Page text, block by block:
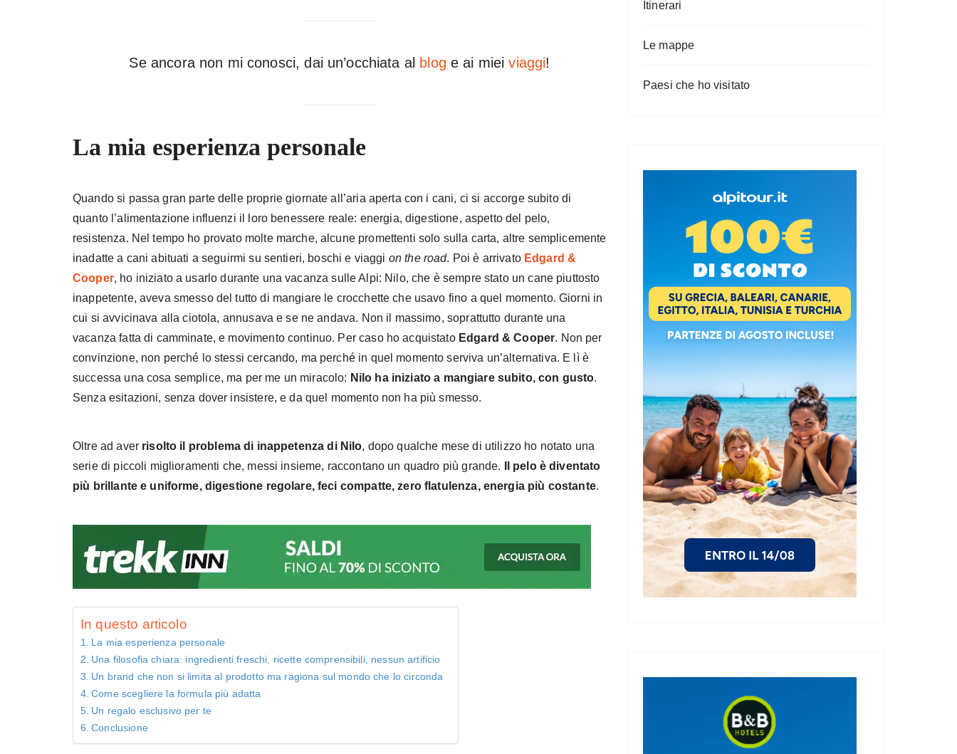
Se ancora non mi conosci, dai un’occhiata al blog e ai mieiviaggi!
La mia esperienza personale
Quando si passa gran parte delle proprie giornate all’aria aperta con i cani, ci si accorge subito di
quanto l’alimentazione influenzi il loro benessere reale: energia, digestione, aspetto del pelo,
resistenza. Nel tempo ho provato molte marche, alcune promettenti solo sulla carta, altre semplicemente
inadatte a cani abituati a seguirmi su sentieri, boschi e viaggi on the road. Poi è arrivato Edgard &
Cooper, ho iniziato a usarlo durante una vacanza sulle Alpi: Nilo, che è sempre stato un cane piuttosto
inappetente, aveva smesso del tutto di mangiare le crocchette che usavo fino a quel momento. Giorni in
cui si avvicinava alla ciotola, annusava e se ne andava. Non il massimo, soprattutto durante una
vacanza fatta di camminate, e movimento continuo. Per caso ho acquistato Edgard & Cooper. Non per
convinzione, non perché lo stessi cercando, ma perché in quel momento serviva un’alternativa. E lì è
successa una cosa semplice, ma per me un miracolo: Nilo ha iniziato a mangiare subito, con gusto.
Senza esitazioni, senza dover insistere, e da quel momento non ha più smesso.
Oltre ad averrisolto il problema di inappetenza di Nilo, dopo qualche mese di utilizzo ho notato una
serie di piccoli miglioramenti che, messi insieme, raccontano un quadro più grande.
Il pelo è diventato
più brillante e uniforme, digestione regolare, feci compatte, zero flatulenza, energia più costante.
In questo articolo
La mia esperienza personale
Una filosofia chiara: ingredienti freschi, ricette comprensibili, nessun artificio
Un brand che non si limita al prodotto ma ragiona sul mondo che lo circonda
Come scegliere la formula più adatta
Un regalo esclusivo per te
Conclusione
Itinerari
Le mappe
Paesi che ho visitato